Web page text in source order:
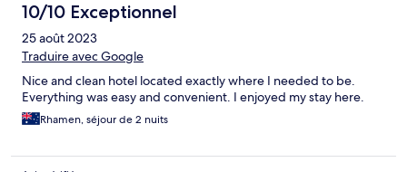
10/10 Exceptionnel
25 août 2023
Traduire avec Google
Nice and clean hotel located exactly where I needed to be.
Everything was easy and convenient. I enjoyed my stay here.
Rhamen, séjour de 2 nuits